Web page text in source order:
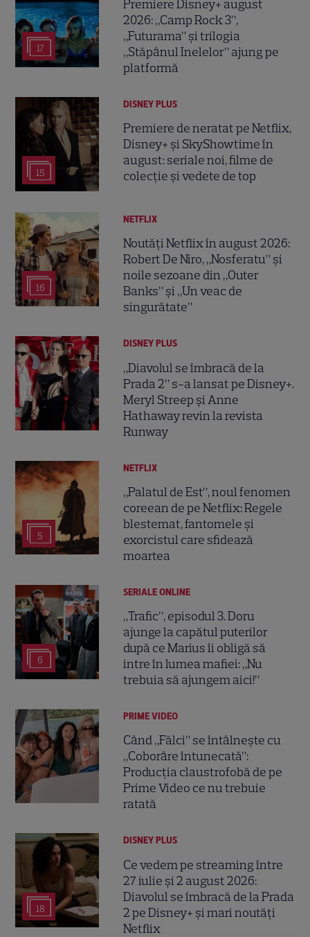
17
Premiere Disney+ august
2026: „Camp Rock 3”,
„Futurama” și trilogia
„Stăpânul Inelelor” ajung pe
platformă
15
DISNEY PLUS
Premiere de neratat pe Netflix,
Disney+ și SkyShowtime în
august: seriale noi, filme de
colecție și vedete de top
16
NETFLIX
Noutăți Netflix în august 2026:
Robert De Niro, „Nosferatu” și
noile sezoane din „Outer
Banks” și „Un veac de
singurătate”
DISNEY PLUS
„Diavolul se îmbracă de la
Prada 2” s-a lansat pe Disney+.
Meryl Streep și Anne
Hathaway revin la revista
Runway
5
NETFLIX
„Palatul de Est”, noul fenomen
coreean de pe Netflix: Regele
blestemat, fantomele și
exorcistul care sfidează
moartea
6
SERIALE ONLINE
„Trafic”, episodul 3. Doru
ajunge la capătul puterilor
după ce Marius îi obligă să
intre în lumea mafiei: „Nu
trebuia să ajungem aici!”
PRIME VIDEO
Când „Fălci” se întâlnește cu
„Coborâre întunecată”:
Producția claustrofobă de pe
Prime Video ce nu trebuie
ratată
18
DISNEY PLUS
Ce vedem pe streaming între
27 iulie și 2 august 2026:
Diavolul se îmbracă de la Prada
2 pe Disney+ și mari noutăți
Netflix